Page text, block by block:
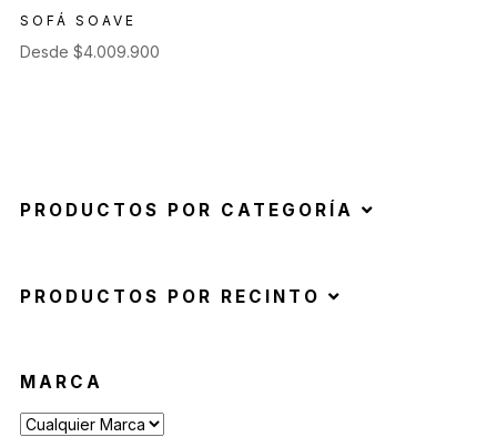
SOFÁ SOAVE
Desde $4.009.900
PRODUCTOS POR CATEGORÍA
PRODUCTOS POR RECINTO
MARCA